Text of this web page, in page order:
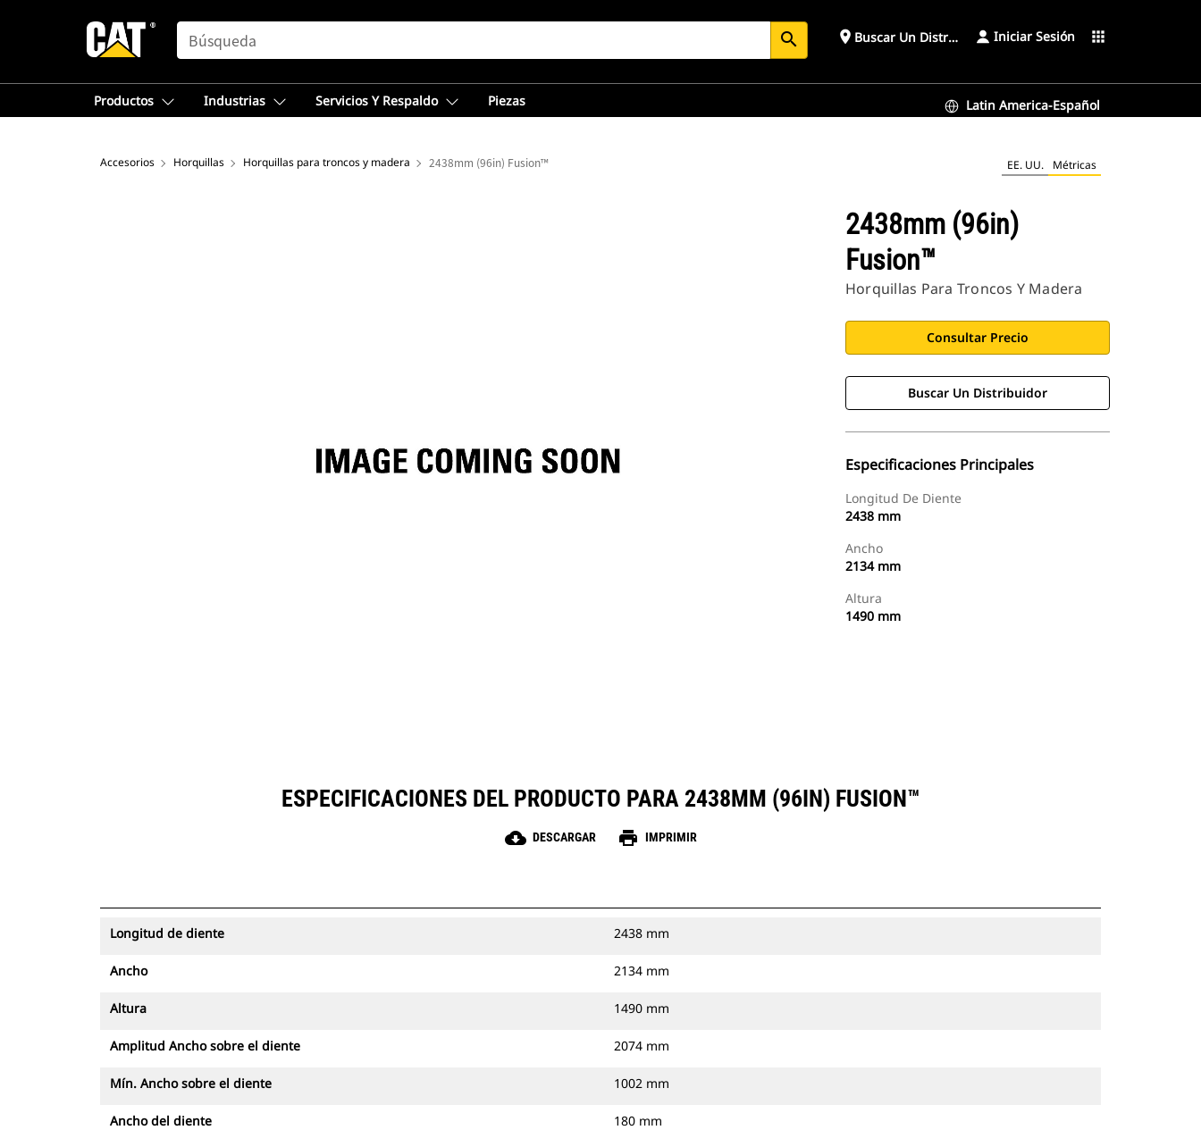
SEARCH search place Buscar Un Distribuidor Iniciar Sesión apps
Productos Industrias Servicios Y Respaldo Piezas Latin America-Español
Accesorios Horquillas Horquillas para troncos y madera 2438mm (96in) Fusion™ EE. UU. Métricas
2438mm (96in)
Fusion™
Horquillas Para Troncos Y Madera
Consultar Precio
Buscar Un Distribuidor
Especificaciones Principales
Longitud De Diente
2438 mm
Ancho
2134 mm
Altura
1490 mm
ESPECIFICACIONES DEL PRODUCTO PARA 2438MM (96IN) FUSION™
cloud_download DESCARGAR print IMPRIMIR
Longitud de diente 2438 mm
Ancho 2134 mm
Altura 1490 mm
Amplitud Ancho sobre el diente 2074 mm
Mín. Ancho sobre el diente 1002 mm
Ancho del diente 180 mm